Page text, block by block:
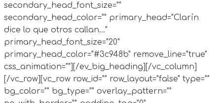
secondary_head_font_size=""
secondary_head_color="" primary_head="Clarín
dice lo que otros callan..."
primary_head_font_size="20"
primary_head_color="#3c948b" remove_line="true"
css_animation=""][/ev_big_heading][/vc_column]
[/vc_row][vc_row row_id="" row_layout="false" type=""
bg_color="" bg_type="" overlay_pattern=""